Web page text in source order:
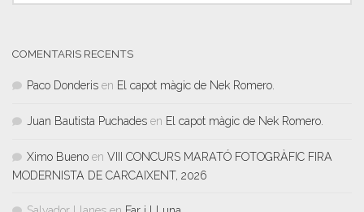
COMENTARIS RECENTS
Paco Donderis en El capot màgic de Nek Romero.
Juan Bautista Puchades en El capot màgic de Nek Romero.
Ximo Bueno en VIII CONCURS MARATÓ FOTOGRÀFIC FIRA
MODERNISTA DE CARCAIXENT, 2026